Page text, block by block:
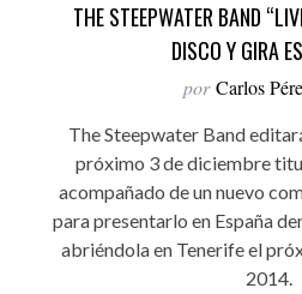
THE STEEPWATER BAND
DISCO Y GIRA
por Carlos
The Steepwater Band
próximo 3 de diciembre
acompañado de un nuevo
para presentarlo en España
abriéndola en Tenerife el
2014.